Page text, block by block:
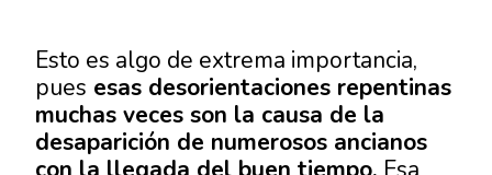
Esto es algo de extrema importancia,
pues esas desorientaciones repentinas
muchas veces son la causa de la
desaparición de numerosos ancianos